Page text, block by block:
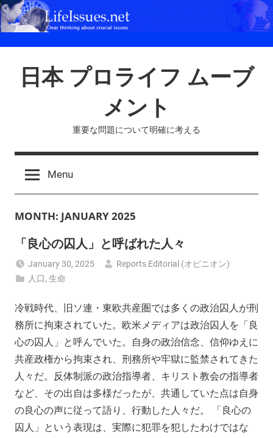
Skip
to
日本 プロライフ ムーブ
メント
重要な問題について明確に考える
Menu
MONTH: JANUARY 2025
「良心の囚人」と呼ばれた人々
January 30, 2025
Reports Editorial (オピニオン)
人口,生命
冷戦時代、旧ソ連・東欧共産圏では多くの政治囚人が刑
務所に拘束されていた。欧米メディアは政治囚人を「良
心の囚人」と呼んでいた。自身の政治信念、信仰ゆえに
共産政権から拘束され、刑務所や牢獄に監禁されてきた
人々だ。反体制派の政治指導者、キリスト教会の指導者
など、その出自は多様だったが、共通していた点は自身
の良心の声に従って語り、行動した人々だ。 「良心の
囚人」という表現は、実際に犯罪を犯したわけではな